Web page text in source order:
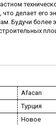
делает его
Будучи
Afacan
Турция
Новое